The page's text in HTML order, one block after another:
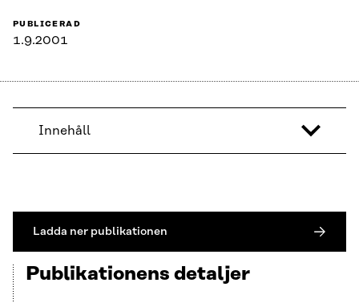
PUBLICERAD
1.9.2001
Innehåll
Ladda ner publikationen
Publikationens detaljer